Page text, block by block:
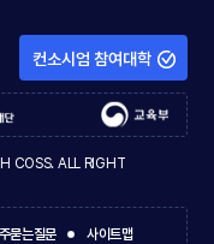
COSS. ALL RIGHT
묻는질문 사이트맵
컨소시엄 참여대학